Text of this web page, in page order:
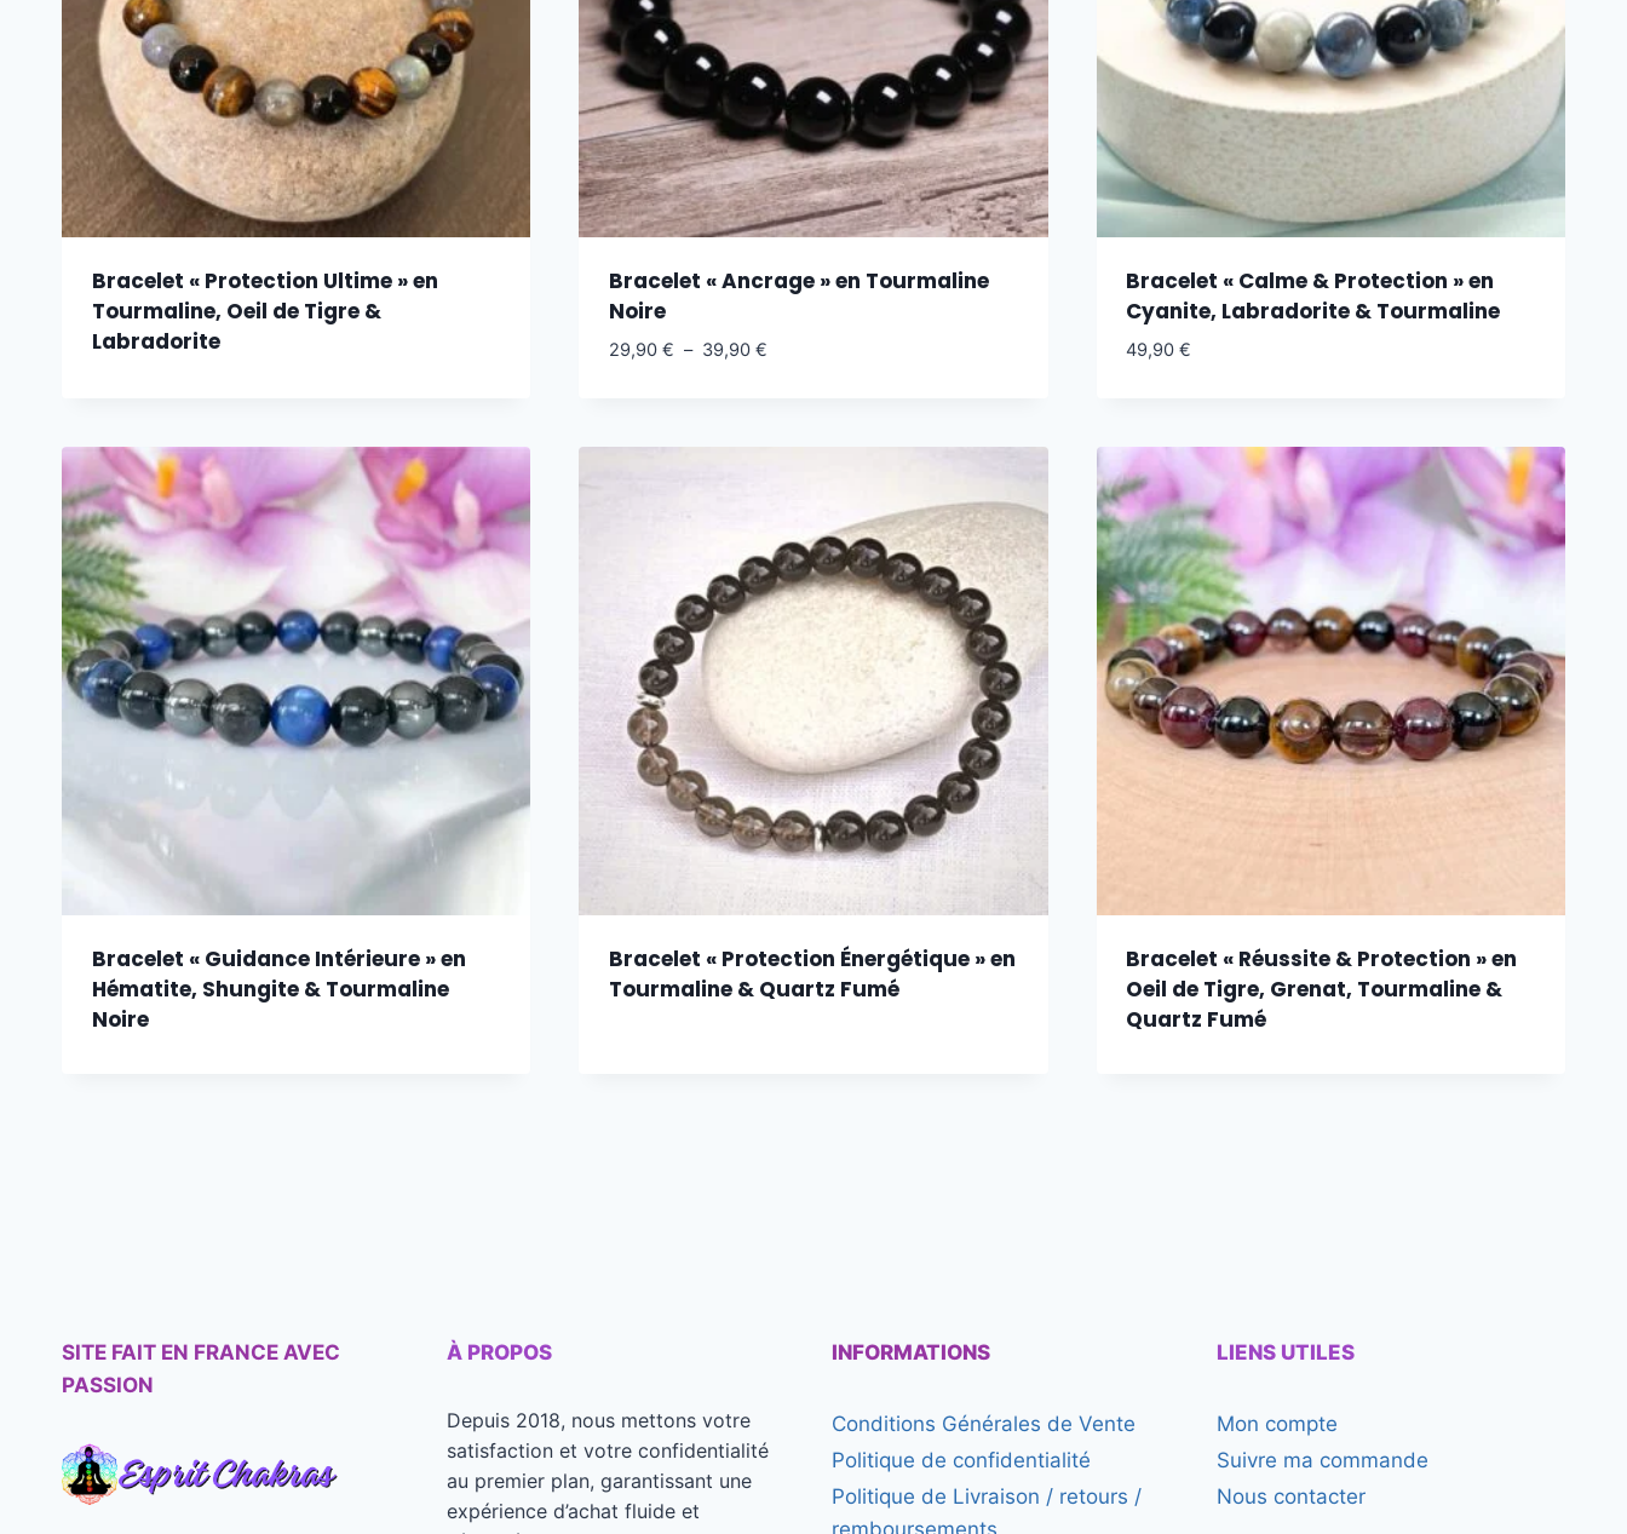
Bracelet « Protection Ultime » en
Tourmaline, Oeil de Tigre &
Labradorite
Bracelet « Ancrage » en Tourmaline
Noire
29,90 € – 39,90 €
Bracelet « Calme & Protection » en
Cyanite, Labradorite & Tourmaline
49,90€
Bracelet « Guidance Intérieure » en
Hématite, Shungite & Tourmaline
Noire
Bracelet « Protection Énergétique » en
Tourmaline & Quartz Fumé
Bracelet « Réussite & Protection » en
Oeil de Tigre, Grenat, Tourmaline &
Quartz Fumé
SITE FAIT EN FRANCE AVEC
PASSION
À PROPOS
Depuis 2018, nous mettons votre
satisfaction et votre confidentialité
au premier plan, garantissant une
expérience d’achat fluide et
INFORMATIONS
Conditions Générales de Vente
Politique de confidentialité
Politique de Livraison / retours /
LIENS UTILES
Mon compte
Suivre ma commande
Nous contacter